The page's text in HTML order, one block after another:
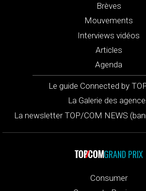
Brèves
Mouvements
Interviews vidéos
Articles
Agenda
Le guide Connected by
La Galerie des
La newsletter TOP/COM NEWS
GRAND PRIX
Consumer